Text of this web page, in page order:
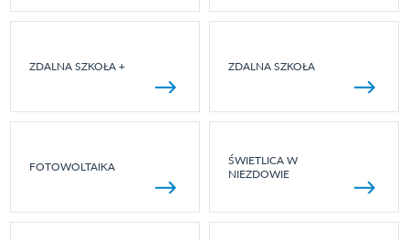
ZDALNA SZKOŁA + ZDALNA SZKOŁA
FOTOWOLTAIKA
ŚWIETLICA W
NIEZDOWIE